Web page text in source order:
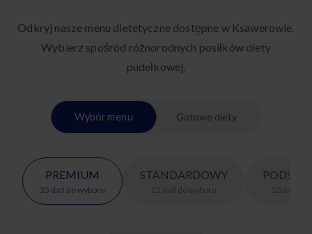
Odkryj nasze menu dietetyczne dostępne w Ksawerowie.
Wybierz spośród różnorodnych posiłków diety
pudełkowej.
Wybór menu Gotowe diety
PREMIUM
35 dań do wyboru
STANDARDOWY
25 dań do wyboru 10 dań